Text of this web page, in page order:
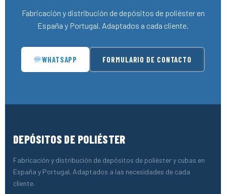
Fabricación y distribución de depósitos de poliéster en
España y Portugal. Adaptados a cada cliente.
WHATSAPP FORMULARIO DE CONTACTO
DEPÓSITOS DE POLIÉSTER
Fabricación y distribución de depósitos de poliéster y cubas en
España y Portugal. Adaptados a las necesidades de cada
cliente.